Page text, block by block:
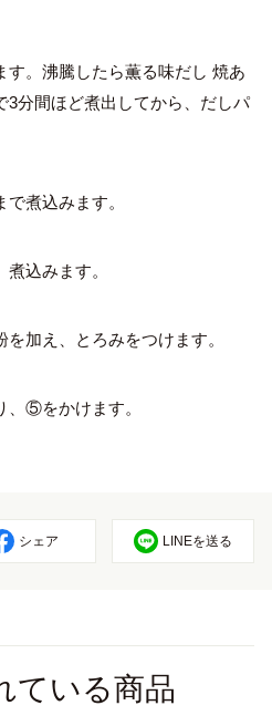
す。沸騰したら薫る味だし 焼あ
3分間ほど煮出してから、だしパ
煮込みます。
込みます。
加え、とろみをつけます。
、⑤をかけます。
シェア LINEを送る
ている商品